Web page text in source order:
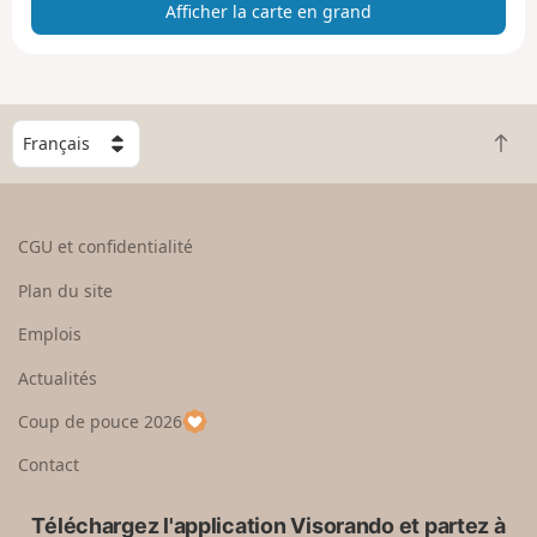
t
e
g
n
Afficher la carte en grand
C
h
o
e
u
p
a
R
e
CGU et confidentialité
Plan du site
Emplois
Actualités
Coup de pouce 2026
Contact
Téléchargez l'application Visorando et partez à